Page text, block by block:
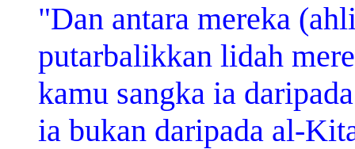
"Dan antara mereka
putarbalikkan lidah
kamu sangka ia
ia bukan daripada al-